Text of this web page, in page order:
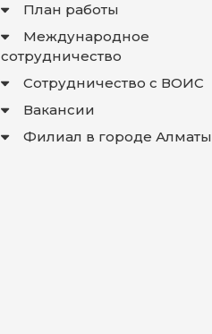
План работы
Международное
сотрудничество
Сотрудничество с ВОИС
Вакансии
Филиал в городе Алматы